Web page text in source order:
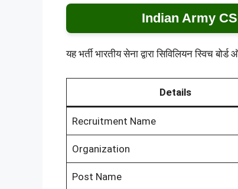
Indian Army
यह भर्ती भारतीय सेना द्वारा सिविलियन स्विच
Details
Recruitment Name
Organization
Post Name